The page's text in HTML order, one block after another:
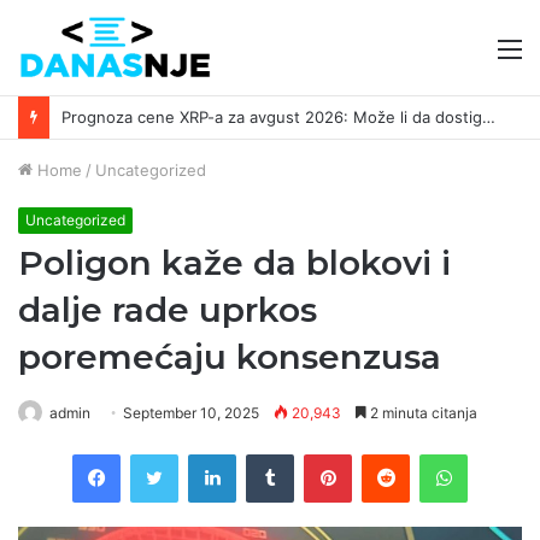
Prognoza cene XRP-a za avgust 2026: Može li da dostigne 1,50 dolara? ￼
Home / Uncategorized
Uncategorized
Poligon kaže da blokovi i
dalje rade uprkos
poremećaju konsenzusa
admin September 10, 2025 20,943 2 minuta citanja
FacebookTwitter LinkedInTumblr PinterestReddit